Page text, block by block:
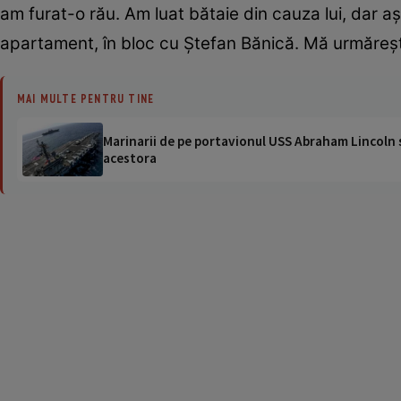
am furat-o rău. Am luat bătaie din cauza lui, dar
apartament, în bloc cu Ştefan Bănică. Mă
MAI MULTE PENTRU TINE
Marinarii de pe portavionul USS Abraham
acestora